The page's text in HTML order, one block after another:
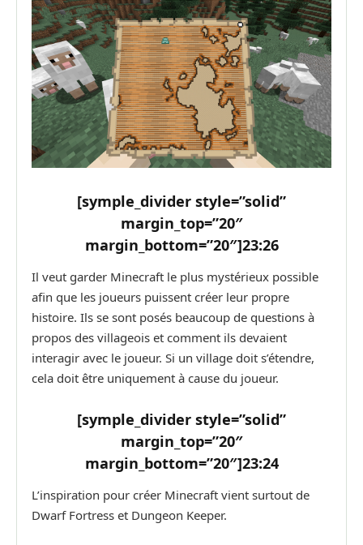
[symple_divider style=”solid”
margin_top=”20″
margin_bottom=”20″]23:26
Il veut garder Minecraft le plus mystérieux possible
afin que les joueurs puissent créer leur propre
histoire. Ils se sont posés beaucoup de questions à
propos des villageois et comment ils devaient
interagir avec le joueur. Si un village doit s’étendre,
cela doit être uniquement à cause du joueur.
[symple_divider style=”solid”
margin_top=”20″
margin_bottom=”20″]23:24
L’inspiration pour créer Minecraft vient surtout de
Dwarf Fortress et Dungeon Keeper.